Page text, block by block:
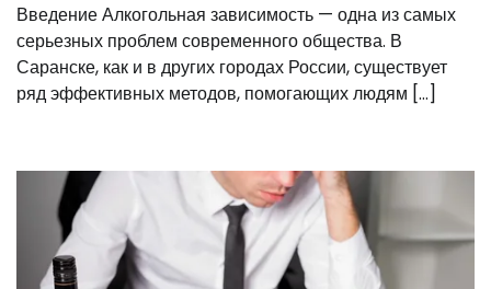
Введение Алкогольная зависимость — одна из самых
серьезных проблем современного общества. В
Саранске, как и в других городах России, существует
ряд эффективных методов, помогающих людям […]